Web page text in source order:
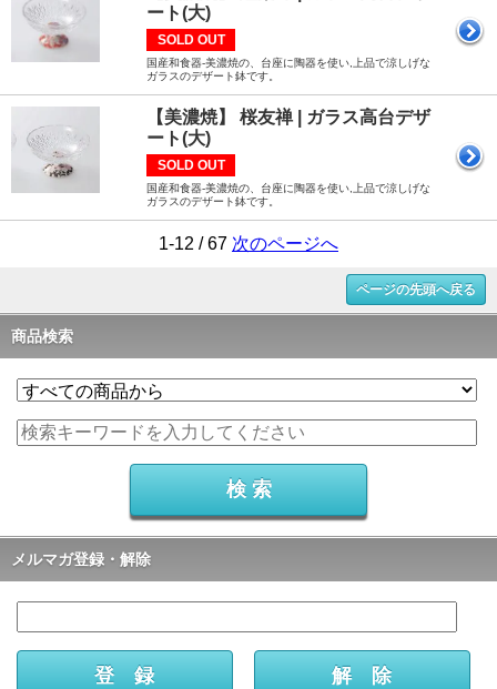
ート(大)
SOLD OUT
国産和食器-美濃焼の、台座に陶器を使い,上品で涼しげな
ガラスのデザート鉢です。
【美濃焼】 桜友禅 | ガラス高台デザ
ート(大)
SOLD OUT
国産和食器-美濃焼の、台座に陶器を使い,上品で涼しげな
ガラスのデザート鉢です。
1-12 / 67 次のページへ
ページの先頭へ戻る
商品検索
メルマガ登録・解除